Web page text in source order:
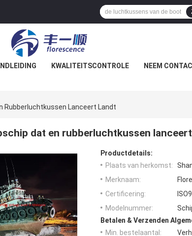
KWALITEITSCONTROLE NEEM
Rubberluchtkussen Lanceert Landt
dat en rubberluchtkussen
Productdetails:
Plaats van herkomst:
Merknaam:
Certificering:
Modelnummer:
Betalen & Verzenden
Min. bestelaantal: